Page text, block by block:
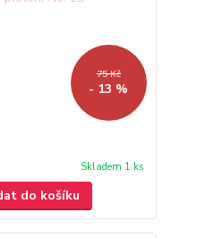
75 Kč
- 13 %
Skladem 1 ks
do košíku